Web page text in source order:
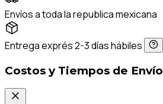
Envíos a toda la republica mexicana
Entrega exprés 2-3 días hábiles
Costos y Tiempos de Envío